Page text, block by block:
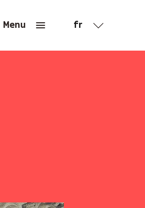
Menu fr